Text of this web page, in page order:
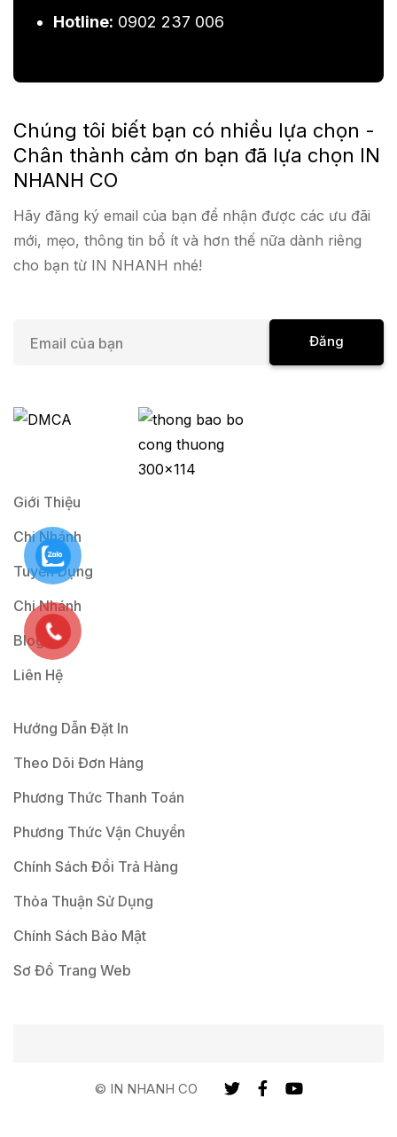
Hotline: 0902 237 006
Chúng tôi biết bạn có nhiều lựa chọn -
Chân thành cảm ơn bạn đã lựa chọn IN
NHANH CO
Hãy đăng ký email của bạn để nhận được các ưu đãi
mới, mẹo, thông tin bổ ít và hơn thế nữa dành riêng
cho bạn từ IN NHANH nhé!
i
Đăng
Giới Thiệu
Chi Nhánh
Tuyển Dụng
Chi Nhánh
Blog
Liên Hệ
Hướng Dẫn Đặt In
Theo Dõi Đơn Hàng
Phương Thức Thanh Toán
Phương Thức Vận Chuyển
Chính Sách Đổi Trả Hàng
Thỏa Thuận Sử Dụng
Chính Sách Bảo Mật
Sơ Đồ Trang Web
© IN NHANH CO